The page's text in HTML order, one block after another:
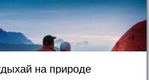
на природе